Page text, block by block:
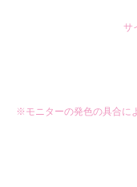
サ
※モニターの発色の具合に